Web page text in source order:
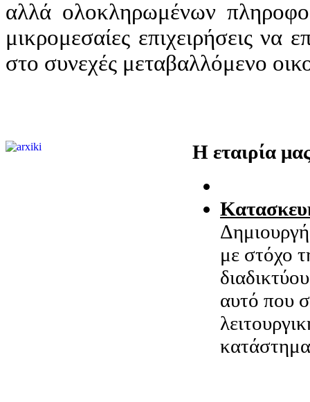
αλλά ολοκληρωμένων
μικρομεσαίες επιχειρήσεις να
στο συνεχές μεταβαλλόμενο
Η εταιρία
με στόχο
αυτό που